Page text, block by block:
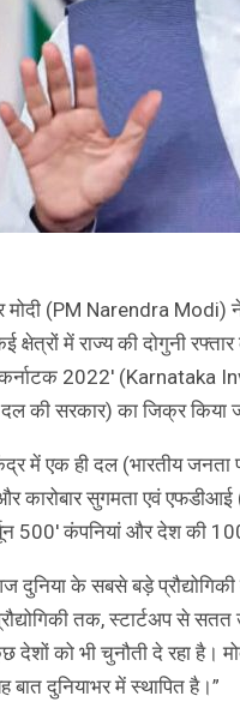
मोदी (PM Narendra Modi)
में राज्य की दोगुनी
2022′ (Karnataka
की सरकार) का जिक्र किया
में एक ही दल (भारतीय
सुगमता एवं एफडीआई
500′ कंपनियां और देश की
दुनिया के सबसे बड़े
तक, स्टार्टअप से
देशों को भी चुनौती दे रहा है।
बात दुनियाभर में स्थापित है।”